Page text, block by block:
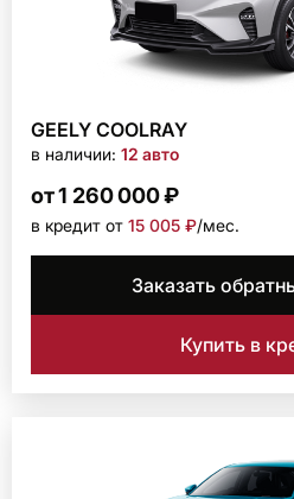
GEELY COOLRAY
в наличии: 12 авто
от 1 260 000 ₽
в кредит от 15 005 ₽/мec.
Заказать
Купить в